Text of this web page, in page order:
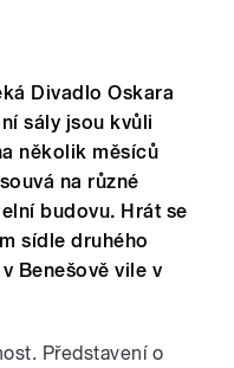
Divadlo Oskara
sály jsou kvůli
několik měsíců
na různé
budovu. Hrát se
sídle druhého
Benešově vile v
Představení o